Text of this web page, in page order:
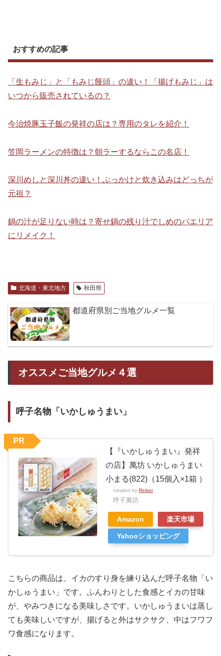
おすすめの記事
「生もみじ」と「もみじ饅頭」の違い！「揚げもみじ」は
いつから販売されているの？
今治焼豚玉子飯の発祥の店は？専用のタレを紹介！
笠岡ラーメンの特徴は？朝ラーするならこの名店！
深川めしと深川丼の違い！ぶっかけと炊き込みはどっちが
元祖？
鍋の汁が足りない時は？寄せ鍋の残り汁でしめのパエリア
にリメイク！
北海道・東北地方 秋田県
都道府県別ご当地グルメ一覧
オススメご当地グルメ４選
呼子名物「いかしゅうまい」
【『いかしゅうまい』発祥
の店】萬坊 いかしゅうまい
小まる(822)（15個入×1箱 ）
created by Rinker
呼子萬坊
Amazon 楽天市場
Yahooショッピング
PR
こちらの商品は、イカのすり身を練り込んだ呼子名物「い
かしゅうまい」です。ふんわりとした食感とイカの甘味
が、やみつきになる美味しさです。いかしゅうまいは蒸し
ても美味しいですが、揚げると外はサクサク、中はフワフ
ワ食感になります。